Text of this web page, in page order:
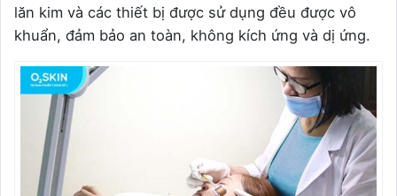
lăn kim và các thiết bị được sử dụng đều được vô
khuẩn, đảm bảo an toàn, không kích ứng và dị ứng.